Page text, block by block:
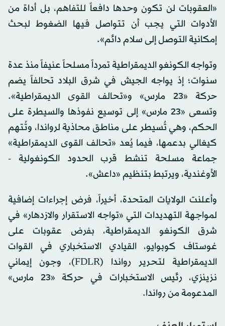
«العقوبات لن تكون وحدها دافعاً للتفاهم، بل أداة من
الأدوات التي يجب أن تتواصل فيها الضغوط لبحث
إمكانية التوصل إلى سلام دائم».
وتواجه الكونغو الديمقراطية تمرداً مسلحاً عنيفاً منذ عدة
سنوات؛ إذ يواجه الجيش في شرق البلاد تحالفاً يضم
حركة «23 مارس» و«تحالف القوى الديمقراطية».
وتسعى «23 مارس» إلى توسيع نفوذها والسيطرة على
الحكم، وهي تُسيطر على مناطق محاذية لرواندا، وتُتهم
كيغالي بدعمها، فيما يُعد «تحالف القوى الديمقراطية»
جماعة مسلحة تنشط قرب الحدود الكونغولية -
الأوغندية، ويرتبط بتنظيم «داعش».
وأعلنت الولايات المتحدة، أخيراً، فرض إجراءات إضافية
لمواجهة التهديدات التي «تواجه الاستقرار والازدهار» في
شرق الكونغو الديمقراطية، بفرض عقوبات على
غوستاف كوبوايو، القيادي الاستخباري في القوات
الديمقراطية لتحرير رواندا (FDLR)، وجون إيماني
نزينزي، رئيس الاستخبارات في حركة «23 مارس»
المدعومة من رواندا.